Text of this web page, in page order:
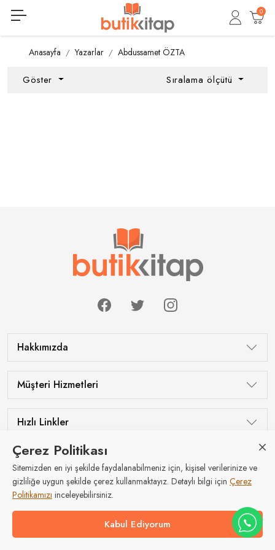
0
Anasayfa Yazarlar Abdussamet ÖZTA
Göster Sıralama ölçütü
Hakkımızda
Müşteri Hizmetleri
Hızlı Linkler
Tüm hakları saklıdır © Butik Kitap 2026
Code And Flow| E-ticaret Yazılımı
Çerez Politikası
Sitemizden en iyi şekilde faydalanabilmeniz için, kişisel verilerinize ve
gizliliğe uygun şekilde çerez kullanmaktayız. Detaylı bilgi için Çerez
Politikamızı inceleyebilirsiniz.
Kabul Ediyorum